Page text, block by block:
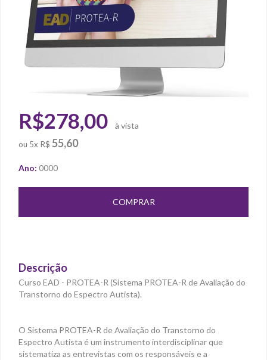
R$278,00 à vista
ou 5x R$ 55,60
Ano: 0000
Descrição
Curso EAD - PROTEA-R (Sistema PROTEA-R de Avaliação do
Transtorno do Espectro Autista).
O Sistema PROTEA-R de Avaliação do Transtorno do
Espectro Autista é um instrumento interdisciplinar que
sistematiza as entrevistas com os responsáveis e a